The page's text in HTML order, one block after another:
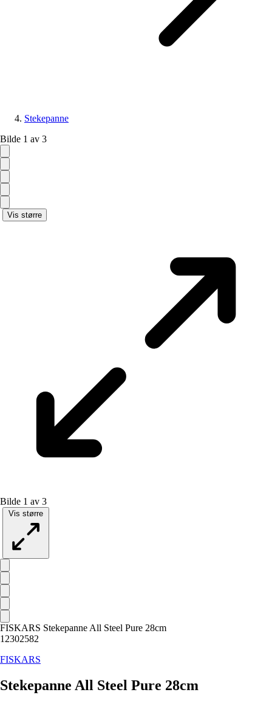
Stekepanne
Bilde 1 av 3
Vis større
Bilde 1 av 3
Vis større
FISKARS Stekepanne All Steel Pure 28cm
12302582
FISKARS
Stekepanne All Steel Pure 28cm